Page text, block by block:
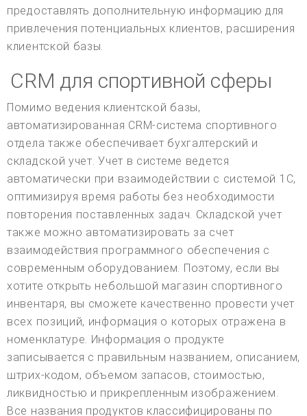
предоставлять дополнительную информацию для
привлечения потенциальных клиентов, расширения
клиентской базы.
CRM для спортивной сферы
Помимо ведения клиентской базы,
автоматизированная CRM-система спортивного
отдела также обеспечивает бухгалтерский и
складской учет. Учет в системе ведется
автоматически при взаимодействии с системой 1С,
оптимизируя время работы без необходимости
повторения поставленных задач. Складской учет
также можно автоматизировать за счет
взаимодействия программного обеспечения с
современным оборудованием. Поэтому, если вы
хотите открыть небольшой магазин спортивного
инвентаря, вы сможете качественно провести учет
всех позиций, информация о которых отражена в
номенклатуре. Информация о продукте
записывается с правильным названием, описанием,
штрих-кодом, объемом запасов, стоимостью,
ликвидностью и прикрепленным изображением.
Все названия продуктов классифицированы по